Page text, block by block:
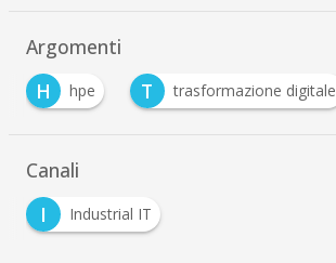
Argomenti
H
hpe T trasformazione digitale
Canali
I
Industrial IT